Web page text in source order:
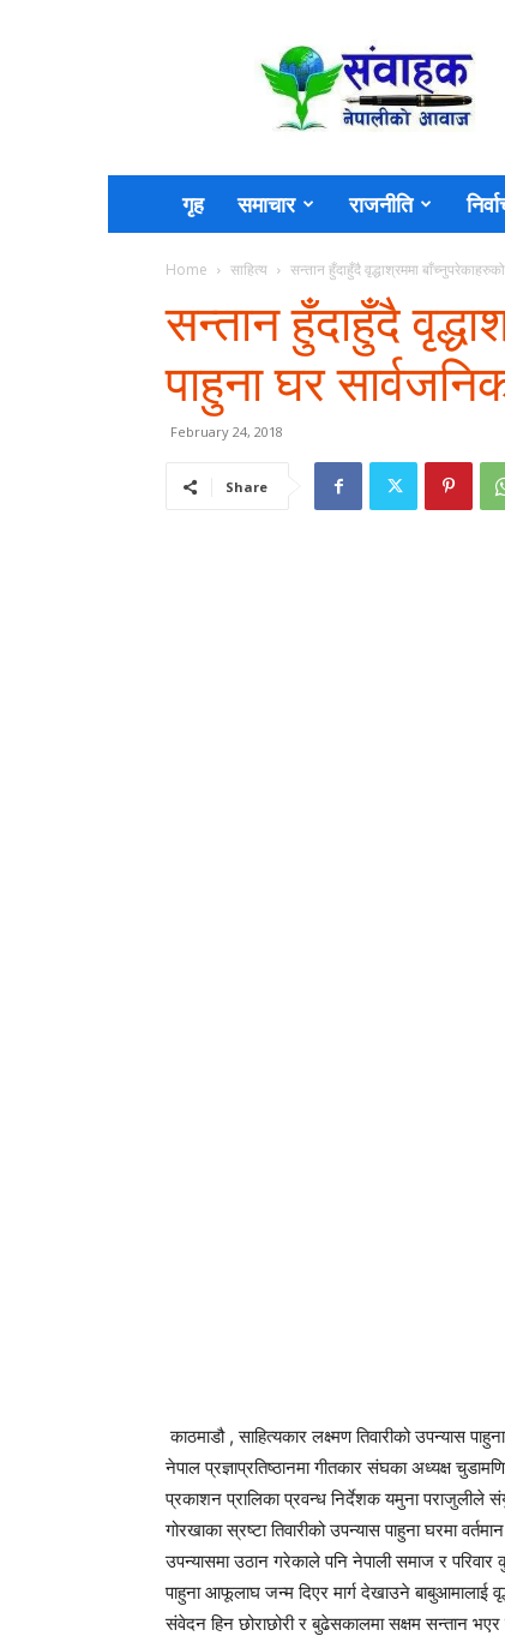
Sambahak
गृह समाचार राजनीति
Home साहित्य सन्तान हुँदाहुँदै वृद्धाश्रममा
सन्तान हुँदाहुँदै
पाहुना घर
February 24, 2018
Share
काठमाडौ , साहित्यकार लक्ष्मण तिवारीको उपन्यास
नेपाल प्रज्ञाप्रतिष्ठानमा गीतकार संघका अध्यक्ष
प्रकाशन प्रालिका प्रवन्ध निर्देशक यमुना पराजुलीले
गोरखाका स्रष्टा तिवारीको उपन्यास पाहुना घरमा
उपन्यासमा उठान गरेकाले पनि नेपाली समाज र
पाहुना आफूलाघ जन्म दिएर मार्ग देखाउने बाबुआमालाई
संवेदन हिन छोराछोरी र बुढेसकालमा सक्षम सन्तान